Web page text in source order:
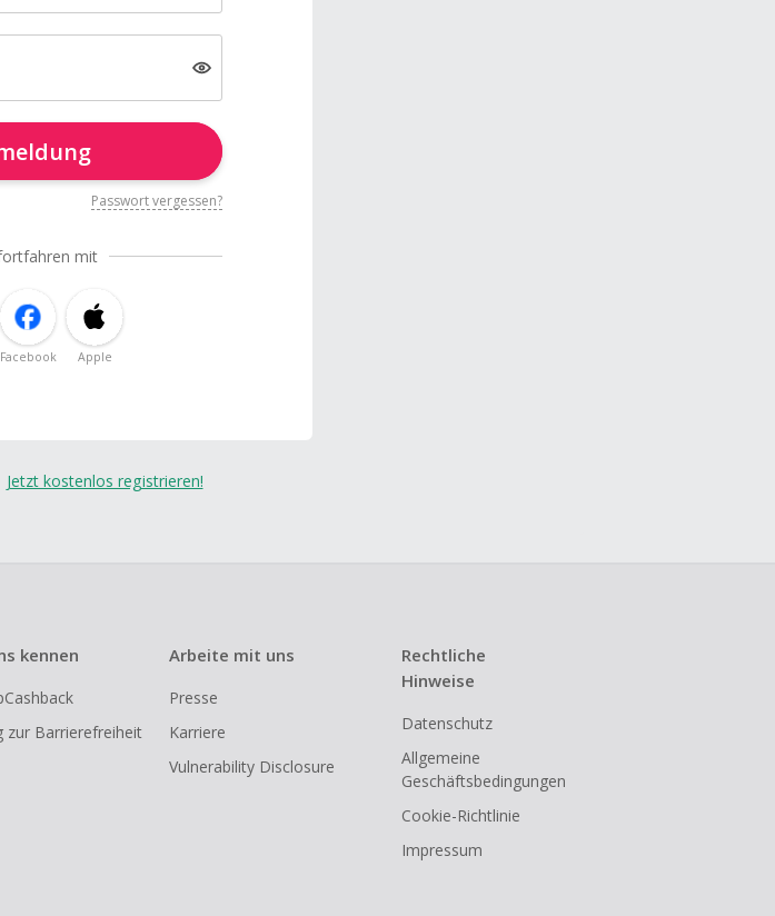
Passwort vergessen?
mit
Facebook Apple
Jetzt kostenlos registrieren!
kennen
zur Barrierefreiheit
Arbeite mit uns
Presse
Karriere
Vulnerability Disclosure
Rechtliche
Hinweise
Datenschutz
Allgemeine
Geschäftsbedingungen
Cookie-Richtlinie
Impressum